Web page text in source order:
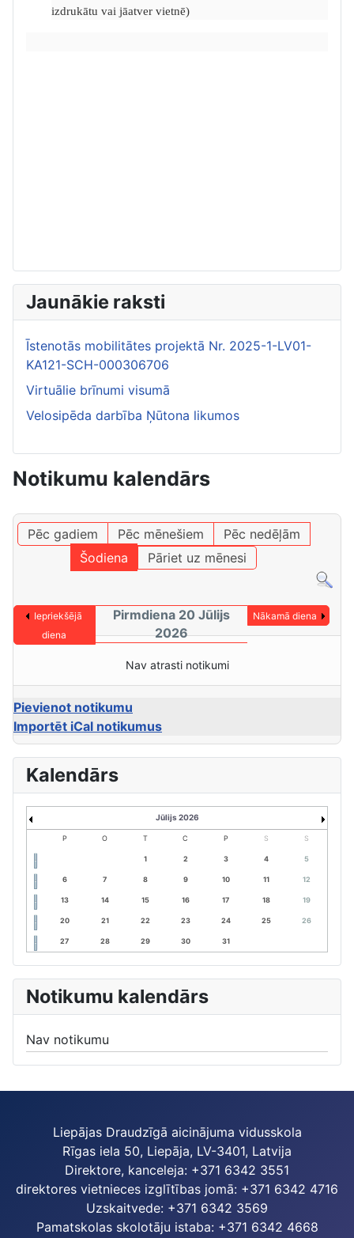
izdrukātu vai jāatver vietnē)
Jaunākie raksti
Īstenotās mobilitātes projektā Nr. 2025-1-LV01-
KA121-SCH-000306706
Virtuālie brīnumi visumā
Velosipēda darbība Ņūtona likumos
Notikumu kalendārs
Pēc gadiem Pēc mēnešiem
Pēc nedēļām
Šodiena
Pāriet uz mēnesi
Iepriekšējā
diena
Pirmdiena 20 Jūlijs
2026
Nākamā diena
Nav atrasti notikumi
Pievienot notikumu
Importēt iCal notikumus
Kalendārs
Jūlijs 2026
P O T C P S S
1 2 3 4 5
6 7 8 9 10 11 12
13 14 15 16 17 18 19
20 21 22 23 24 25 26
27 28 29 30 31
Notikumu kalendārs
Nav notikumu
Liepājas Draudzīgā aicinājuma vidusskola
Rīgas iela 50, Liepāja, LV-3401, Latvija
Direktore, kanceleja: +371 6342 3551
direktores vietnieces izglītības jomā: +371 6342 4716
Uzskaitvede: +371 6342 3569
Pamatskolas skolotāju istaba: +371 6342 4668